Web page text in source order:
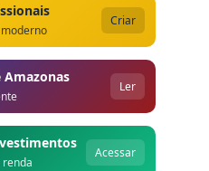
Criar
Amazonas
Ler
Acessar